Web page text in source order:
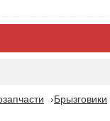
Брызговики